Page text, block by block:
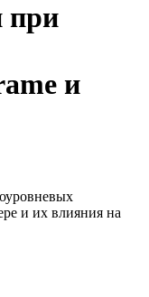
при
и
и их влияния на